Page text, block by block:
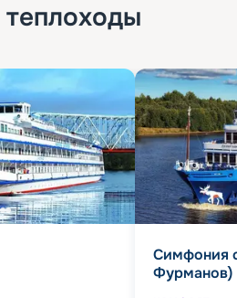
теплоходы
Симфония
Фурманов)